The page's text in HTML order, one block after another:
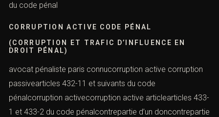
du code pénal
CORRUPTION ACTIVE CODE PÉNAL
(CORRUPTION ET TRAFIC D’INFLUENCE EN
DROIT PÉNAL)
avocat pénaliste paris connucorruption active corruption
passivearticles 432-11 et suivants du code
pénalcorruption activecorruption active articlearticles 433-
1 et 433-2 du code pénalcontrepartie d’un doncontrepartie